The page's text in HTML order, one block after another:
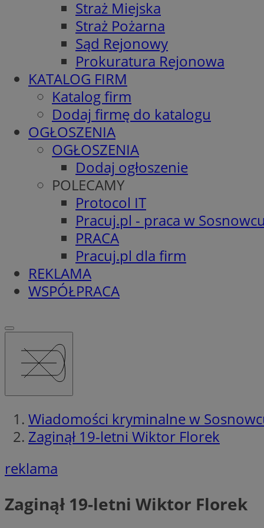
Straż Miejska
Straż Pożarna
Sąd Rejonowy
Prokuratura Rejonowa
KATALOG FIRM
Katalog firm
Dodaj firmę do katalogu
OGŁOSZENIA
OGŁOSZENIA
Dodaj ogłoszenie
POLECAMY
Protocol IT
Pracuj.pl - praca w
PRACA
Pracuj.pl dla firm
REKLAMA
WSPÓŁPRACA
Wiadomości kryminalne w
Zaginął 19-letni Wiktor Florek
reklama
Zaginął 19-letni Wiktor Florek